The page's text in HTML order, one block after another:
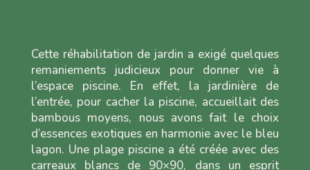
Cette réhabilitation de jardin a exigé quelques
remaniements judicieux pour donner vie à
l’espace piscine. En effet, la jardinière de
l’entrée, pour cacher la piscine, accueillait des
bambous moyens, nous avons fait le choix
d’essences exotiques en harmonie avec le bleu
lagon. Une plage piscine a été créée avec des
carreaux blancs de 90×90, dans un esprit